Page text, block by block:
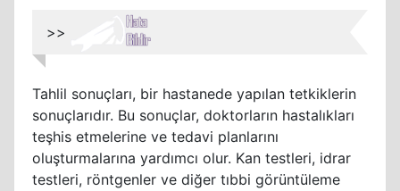
>>
Tahlil sonuçları, bir hastanede yapılan tetkiklerin
sonuçlarıdır. Bu sonuçlar, doktorların hastalıkları
teşhis etmelerine ve tedavi planlarını
oluşturmalarına yardımcı olur. Kan testleri, idrar
testleri, röntgenler ve diğer tıbbi görüntüleme